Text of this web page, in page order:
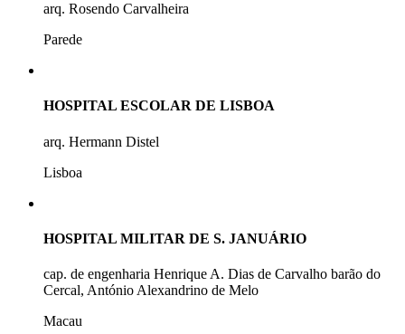
arq. Rosendo Carvalheira
Parede
HOSPITAL ESCOLAR DE LISBOA
arq. Hermann Distel
Lisboa
HOSPITAL MILITAR DE S. JANUÁRIO
cap. de engenharia Henrique A. Dias de Carvalho barão do
Cercal, António Alexandrino de Melo
Macau